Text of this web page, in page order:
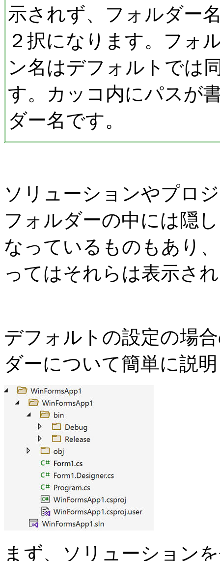
示されず、フォルダー
２択になります。フォ
ン名はデフォルトでは
す。カッコ内にパスが
ダー名です。
ソリューションやプロ
フォルダーの中には隠
なっているものもあり
ってはそれらは表示さ
デフォルトの設定の場
ダーについて簡単に説
まず、ソリューション